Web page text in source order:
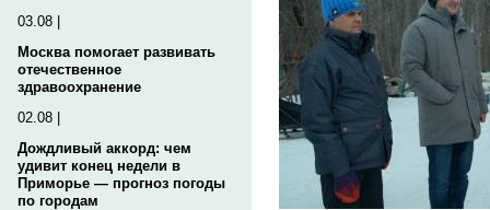
03.08 |
Москва помогает развивать
отечественное
здравоохранение
02.08 |
Дождливый аккорд: чем
удивит конец недели в
Приморье — прогноз погоды
по городам